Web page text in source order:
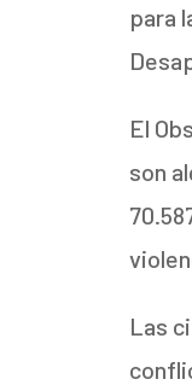
para
El
son
Las